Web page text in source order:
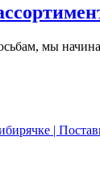
мы